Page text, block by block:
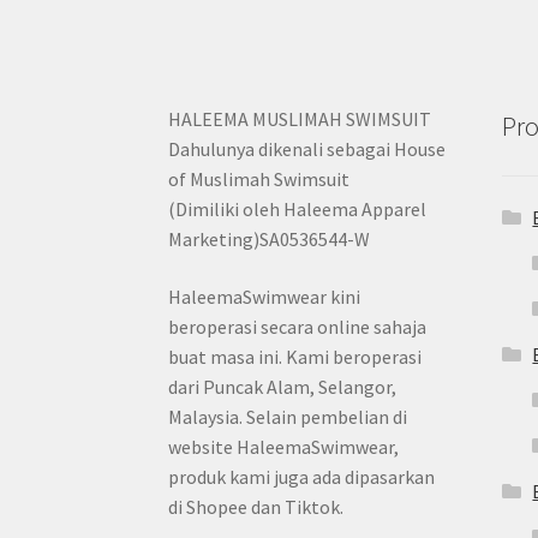
HALEEMA MUSLIMAH SWIMSUIT
Dahulunya dikenali sebagai House
of Muslimah Swimsuit
(Dimiliki oleh Haleema Apparel
Marketing)SA0536544-W
HaleemaSwimwear kini
beroperasi secara online sahaja
buat masa ini. Kami beroperasi
dari Puncak Alam, Selangor,
Malaysia. Selain pembelian di
website HaleemaSwimwear,
produk kami juga ada dipasarkan
di Shopee dan Tiktok.